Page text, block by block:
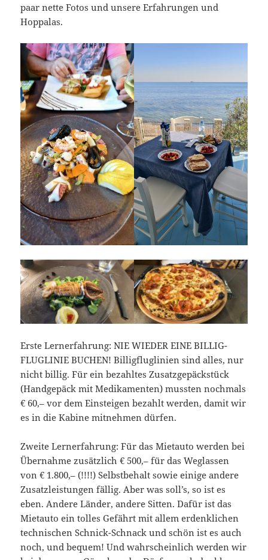
paar nette Fotos und unsere Erfahrungen und
Hoppalas.
Erste Lernerfahrung: NIE WIEDER EINE BILLIG-
FLUGLINIE BUCHEN! Billigfluglinien sind alles, nur
nicht billig. Für ein bezahltes Zusatzgepäckstück
(Handgepäck mit Medikamenten) mussten nochmals
€ 60,– vor dem Einsteigen bezahlt werden, damit wir
es in die Kabine mitnehmen dürfen.
Zweite Lernerfahrung: Für das Mietauto werden bei
Übernahme zusätzlich € 500,– für das Weglassen
von € 1.800,– (!!!!) Selbstbehalt sowie einige andere
Zusatzleistungen fällig. Aber was soll’s, so ist es
eben. Andere Länder, andere Sitten. Dafür ist das
Mietauto ein tolles Gefährt mit allem erdenklichen
technischen Schnick-Schnack und schön ist es auch
noch, und bequem! Und wahrscheinlich werden wir